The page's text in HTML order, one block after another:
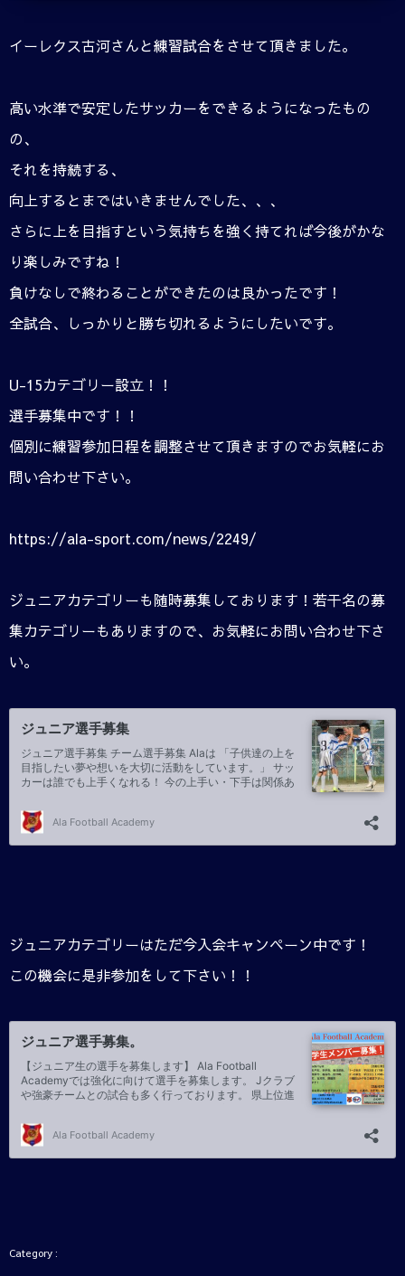
イーレクス古河さんと練習試合をさせて頂きました。
高い水準で安定したサッカーをできるようになったもの
の、
それを持続する、
向上するとまではいきませんでした、、、
さらに上を目指すという気持ちを強く持てれば今後がかな
り楽しみですね！
負けなしで終わることができたのは良かったです！
全試合、しっかりと勝ち切れるようにしたいです。
U-15カテゴリー設立！！
選手募集中です！！
個別に練習参加日程を調整させて頂きますのでお気軽にお
問い合わせ下さい。
https://ala-sport.com/news/2249/
ジュニアカテゴリーも随時募集しております！若干名の募
集カテゴリーもありますので、お気軽にお問い合わせ下さ
い。
ジュニアカテゴリーはただ今入会キャンペーン中です！
この機会に是非参加をして下さい！！